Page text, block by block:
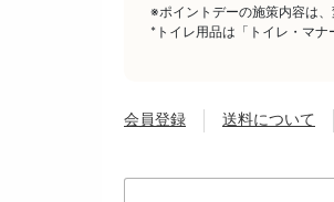
※ポイントデーの施策内容は、
*トイレ用品は「トイレ・マ
会員登録 送料について